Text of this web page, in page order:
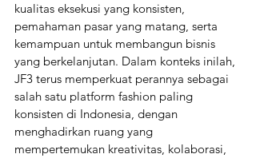
kualitas eksekusi yang konsisten,
pemahaman pasar yang matang, serta
kemampuan untuk membangun bisnis
yang berkelanjutan. Dalam konteks inilah,
JF3 terus memperkuat perannya sebagai
salah satu platform fashion paling
konsisten di Indonesia, dengan
menghadirkan ruang yang
mempertemukan kreativitas, kolaborasi,